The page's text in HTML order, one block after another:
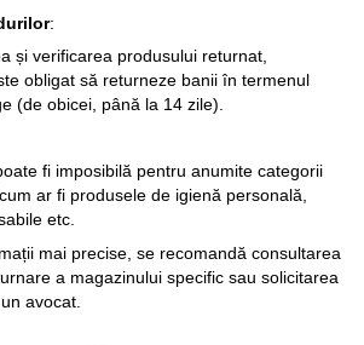
:
și verificarea produsului returnat,
obligat să returneze banii în termenul
(de obicei, până la 14 zile).
fi imposibilă pentru anumite categorii
ar fi produsele de igienă personală,
etc.
mai precise, se recomandă consultarea
a magazinului specific sau solicitarea
avocat.